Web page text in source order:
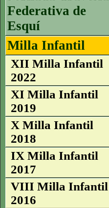
Federativa de
Esquí
Milla Infantil
XII Milla Infantil
2022
XI Milla Infantil
2019
X Milla Infantil
2018
IX Milla Infantil
2017
VIII Milla Infantil
2016